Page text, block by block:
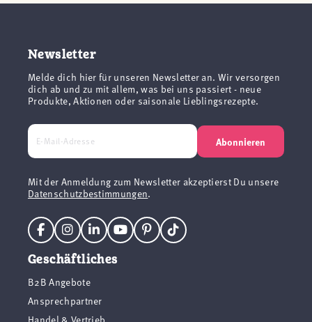
Newsletter
Melde dich hier für unseren Newsletter an. Wir versorgen
dich ab und zu mit allem, was bei uns passiert - neue
Produkte, Aktionen oder saisonale Lieblingsrezepte.
Abonnieren
Mit der Anmeldung zum Newsletter akzeptierst Du unsere
Datenschutzbestimmungen.
Geschäftliches
B2B Angebote
Ansprechpartner